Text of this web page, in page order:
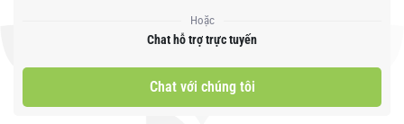
Hoặc
Chat hỗ trợ trực tuyến
Chat với chúng tôi